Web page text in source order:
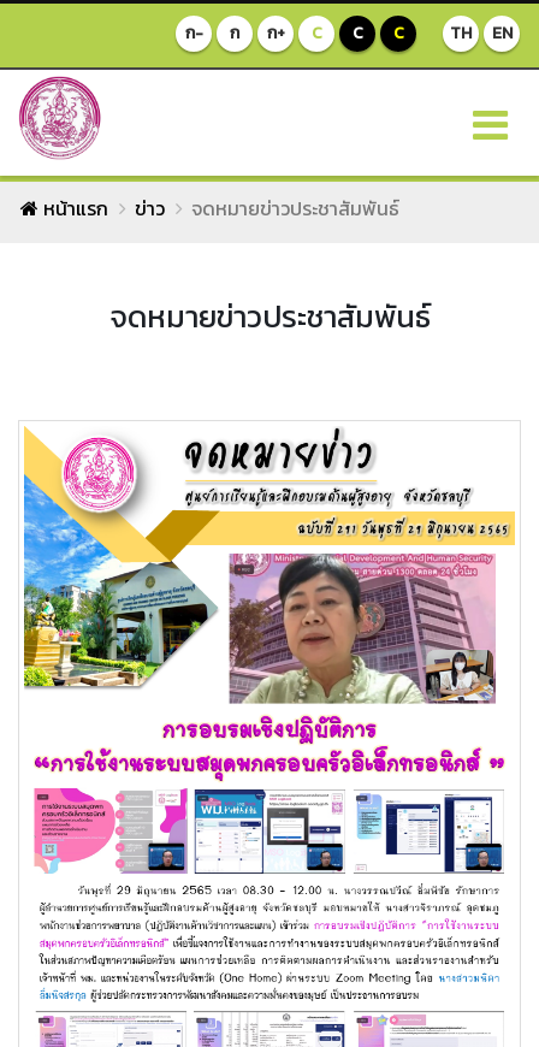
TH EN
ก- ก ก+ C C C
หน้าแรก ข่าว จดหมายข่าวประชาสัมพันธ์
จดหมายข่าวประชาสัมพันธ์